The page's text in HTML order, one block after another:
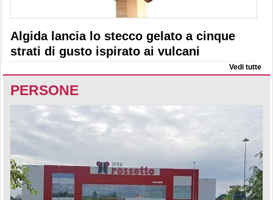
Algida lancia lo stecco gelato a cinque
strati di gusto ispirato ai vulcani
Vedi tutte
PERSONE